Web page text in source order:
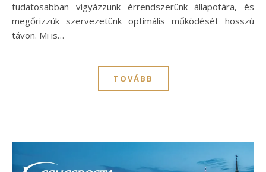
tudatosabban vigyázzunk érrendszerünk állapotára, és
megőrizzük szervezetünk optimális működését hosszú
távon. Mi is…
TOVÁBB